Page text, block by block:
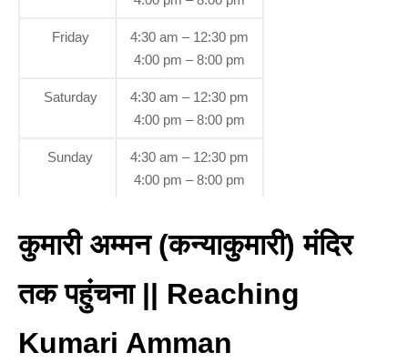
Friday
4:30 am – 12:30 pm
4:00 pm – 8:00 pm
Saturday
4:30 am – 12:30 pm
4:00 pm – 8:00 pm
Sunday
4:30 am – 12:30 pm
4:00 pm – 8:00 pm
कुमारी अम्मन (कन्याकुमारी) मंदिर
तक पहुंचना || Reaching
Kumari Amman